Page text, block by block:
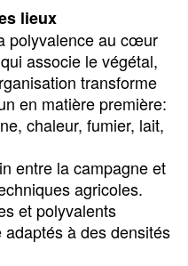
lieux
polyvalence au cœur
associe le végétal,
transforme
en matière première:
chaleur, fumier, lait,
entre la campagne et
agricoles.
et polyvalents
à des densités